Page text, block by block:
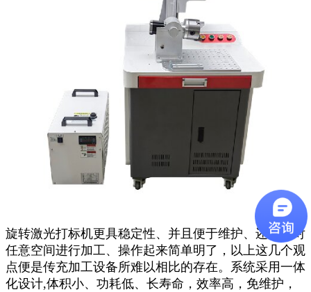
旋转激光打标机更具稳定性、并且便于维护、还进行对
任意空间进行加工、操作起来简单明了，以上这几个观
点便是传充加工设备所难以相比的存在。系统采用一体
化设计,体积小、功耗低、长寿命，效率高，免维护，